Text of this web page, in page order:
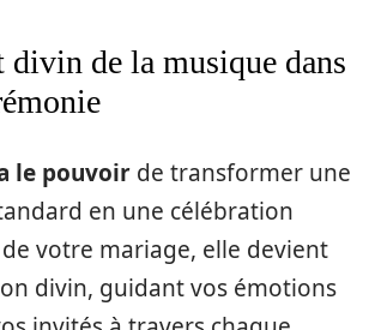
divin de la musique dans
le pouvoir de transformer une
en une célébration
votre mariage, elle devient
divin, guidant vos émotions